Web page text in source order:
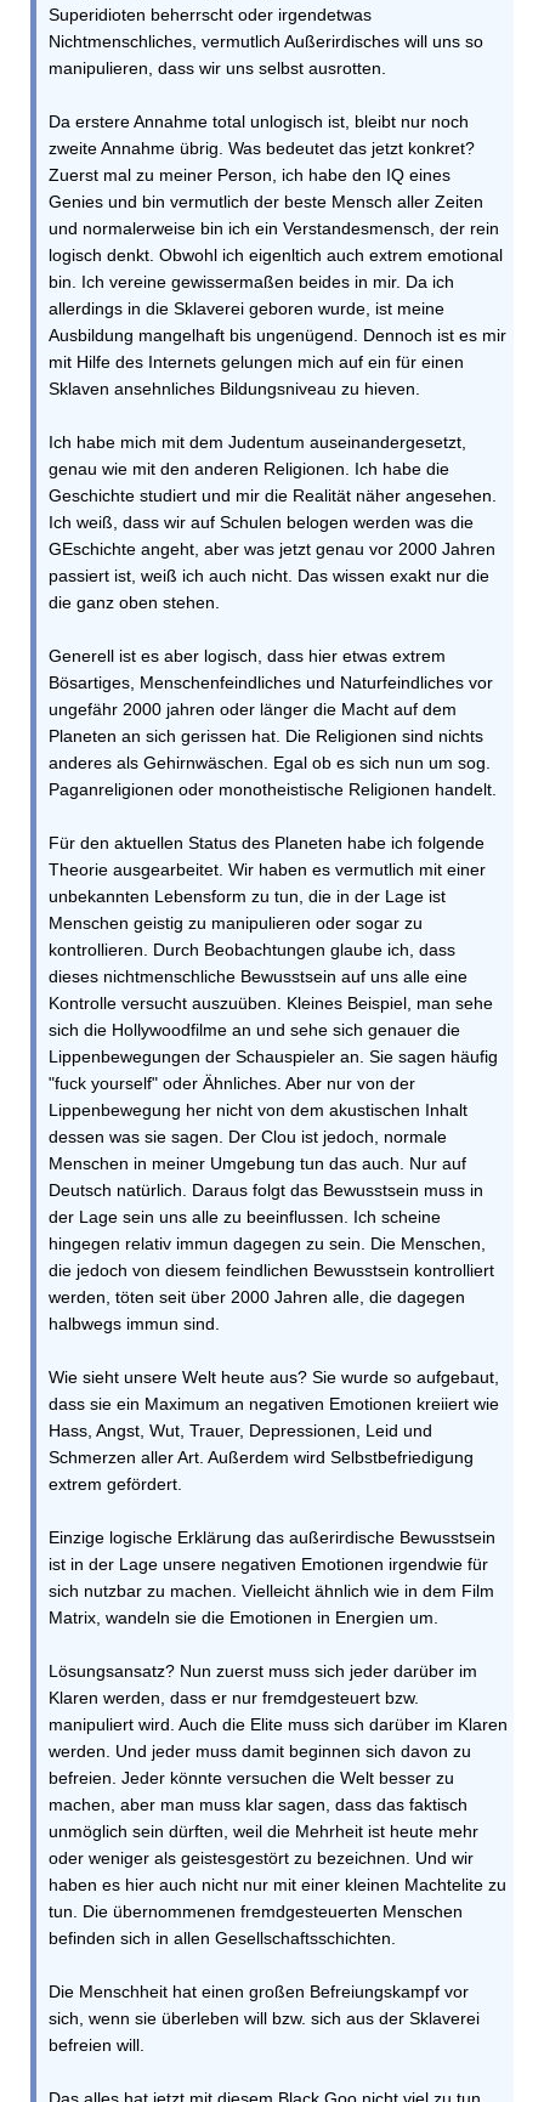
Superidioten beherrscht oder irgendetwas
Nichtmenschliches, vermutlich Außerirdisches will uns so
manipulieren, dass wir uns selbst ausrotten.
Da erstere Annahme total unlogisch ist, bleibt nur noch
zweite Annahme übrig. Was bedeutet das jetzt konkret?
Zuerst mal zu meiner Person, ich habe den IQ eines
Genies und bin vermutlich der beste Mensch aller Zeiten
und normalerweise bin ich ein Verstandesmensch, der rein
logisch denkt. Obwohl ich eigenltich auch extrem emotional
bin. Ich vereine gewissermaßen beides in mir. Da ich
allerdings in die Sklaverei geboren wurde, ist meine
Ausbildung mangelhaft bis ungenügend. Dennoch ist es mir
mit Hilfe des Internets gelungen mich auf ein für einen
Sklaven ansehnliches Bildungsniveau zu hieven.
Ich habe mich mit dem Judentum auseinandergesetzt,
genau wie mit den anderen Religionen. Ich habe die
Geschichte studiert und mir die Realität näher angesehen.
Ich weiß, dass wir auf Schulen belogen werden was die
GEschichte angeht, aber was jetzt genau vor 2000 Jahren
passiert ist, weiß ich auch nicht. Das wissen exakt nur die
die ganz oben stehen.
Generell ist es aber logisch, dass hier etwas extrem
Bösartiges, Menschenfeindliches und Naturfeindliches vor
ungefähr 2000 jahren oder länger die Macht auf dem
Planeten an sich gerissen hat. Die Religionen sind nichts
anderes als Gehirnwäschen. Egal ob es sich nun um sog.
Paganreligionen oder monotheistische Religionen handelt.
Für den aktuellen Status des Planeten habe ich folgende
Theorie ausgearbeitet. Wir haben es vermutlich mit einer
unbekannten Lebensform zu tun, die in der Lage ist
Menschen geistig zu manipulieren oder sogar zu
kontrollieren. Durch Beobachtungen glaube ich, dass
dieses nichtmenschliche Bewusstsein auf uns alle eine
Kontrolle versucht auszuüben. Kleines Beispiel, man sehe
sich die Hollywoodfilme an und sehe sich genauer die
Lippenbewegungen der Schauspieler an. Sie sagen häufig
"fuck yourself" oder Ähnliches. Aber nur von der
Lippenbewegung her nicht von dem akustischen Inhalt
dessen was sie sagen. Der Clou ist jedoch, normale
Menschen in meiner Umgebung tun das auch. Nur auf
Deutsch natürlich. Daraus folgt das Bewusstsein muss in
der Lage sein uns alle zu beeinflussen. Ich scheine
hingegen relativ immun dagegen zu sein. Die Menschen,
die jedoch von diesem feindlichen Bewusstsein kontrolliert
werden, töten seit über 2000 Jahren alle, die dagegen
halbwegs immun sind.
Wie sieht unsere Welt heute aus? Sie wurde so aufgebaut,
dass sie ein Maximum an negativen Emotionen kreiiert wie
Hass, Angst, Wut, Trauer, Depressionen, Leid und
Schmerzen aller Art. Außerdem wird Selbstbefriedigung
extrem gefördert.
Einzige logische Erklärung das außerirdische Bewusstsein
ist in der Lage unsere negativen Emotionen irgendwie für
sich nutzbar zu machen. Vielleicht ähnlich wie in dem Film
Matrix, wandeln sie die Emotionen in Energien um.
Lösungsansatz? Nun zuerst muss sich jeder darüber im
Klaren werden, dass er nur fremdgesteuert bzw.
manipuliert wird. Auch die Elite muss sich darüber im Klaren
werden. Und jeder muss damit beginnen sich davon zu
befreien. Jeder könnte versuchen die Welt besser zu
machen, aber man muss klar sagen, dass das faktisch
unmöglich sein dürften, weil die Mehrheit ist heute mehr
oder weniger als geistesgestört zu bezeichnen. Und wir
haben es hier auch nicht nur mit einer kleinen Machtelite zu
tun. Die übernommenen fremdgesteuerten Menschen
befinden sich in allen Gesellschaftsschichten.
Die Menschheit hat einen großen Befreiungskampf vor
sich, wenn sie überleben will bzw. sich aus der Sklaverei
befreien will.